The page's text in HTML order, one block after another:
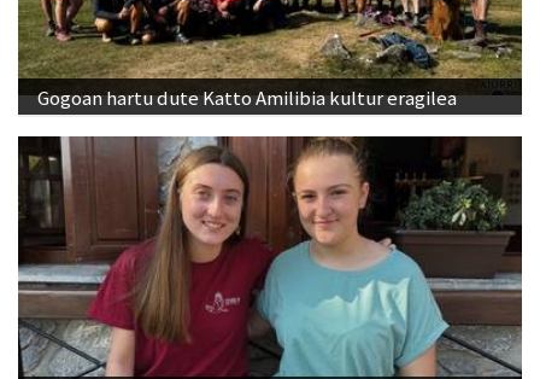
Gogoan hartu dute Katto Amilibia kultur eragilea